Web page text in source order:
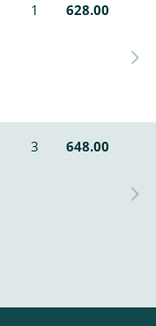
1 628.00
3 648.00